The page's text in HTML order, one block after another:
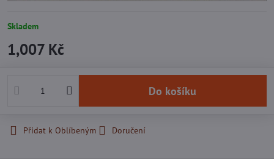
Skladem
1,007 Kč
Do košíku
Přidat k Oblíbeným Doručení